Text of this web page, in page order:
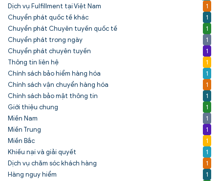
Dịch vụ Fulfillment tại Việt Nam
1
Chuyển phát quốc tế khác
1
Chuyển phát Chuyên tuyến quốc tế
1
Chuyển phát trong ngày
1
Chuyển phát chuyên tuyến
1
Thông tin liên hệ
1
Chính sách bảo hiểm hàng hóa
1
Chính sách vận chuyển hàng hóa
1
Chính sách bảo mật thông tin
1
Giới thiệu chung
1
Miền Nam
1
Miền Trung
1
Miền Bắc
1
Khiếu nại và giải quyết
1
Dịch vụ chăm sóc khách hàng
1
Hàng nguy hiểm
1